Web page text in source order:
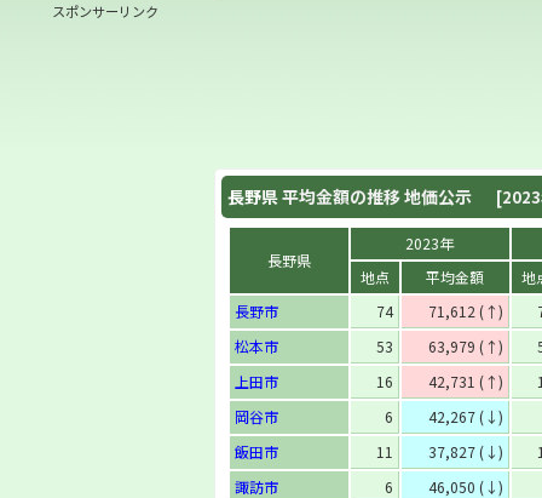
長野県平均金額の推移 地価公示
長野県
2023年
地点
平均金額
地
長野市
74 71,612 (↑)
松本市
53 63,979 (↑)
上田市
16 42,731 (↑)
岡谷市
6
42,267 (↓)
飯田市
11 37,827 (↓)
諏訪市
6
46,050 (↓)
スポンサーリンク